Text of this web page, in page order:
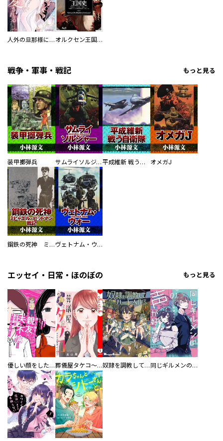
人外の旦那様に娶られ毎晩ナカまで愛される…。アンソロジー オルクセン王国史
戦争・軍事・戦記 もっと見る
装甲擲弾兵 サムライソルジャー SAMURAI SOLDIER 平成維新 戦う自衛隊 オメガJ
鋼鉄の死神 ミヒャエル・ビットマン戦記 ヴェトナム・ウォー VIETNAM WAR
エッセイ・日常・ほのぼの もっと見る
優しい顔をした親友は、夫と不倫して私の家に入り込んできた。 葬儀屋タケコ～あなたの最期、叶えます【電子単行本版】 奴隷を調教してハーレム作る 同じギルメンの声が好き